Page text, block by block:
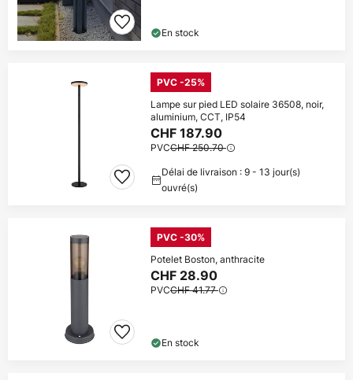
En stock
PVC -25%
Lampe sur pied LED solaire 36508, noir,
aluminium, CCT, IP54
CHF 187.90
PVCCHF 250.70
Délai de livraison : 9 - 13 jour(s)
ouvré(s)
PVC -30%
Potelet Boston, anthracite
CHF 28.90
PVCCHF 41.77
En stock